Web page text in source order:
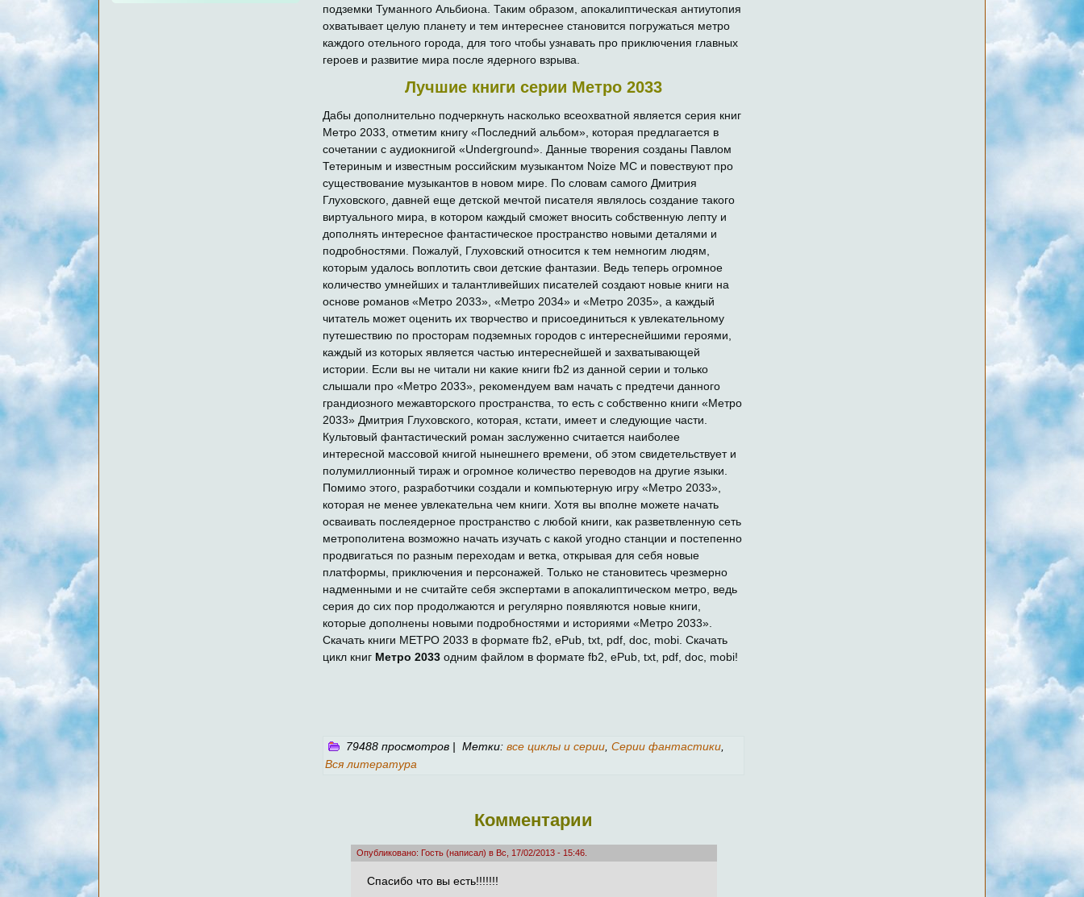
подземки Туманного Альбиона. Таким образом, апокалиптическая антиутопия
охватывает целую планету и тем интереснее становится погружаться метро
каждого отельного города, для того чтобы узнавать про приключения главных
героев и развитие мира после ядерного взрыва.
Лучшие книги серии Метро 2033
Дабы дополнительно подчеркнуть насколько всеохватной является серия книг
Метро 2033, отметим книгу «Последний альбом», которая предлагается в
сочетании с аудиокнигой «Underground». Данные творения созданы Павлом
Тетериным и известным российским музыкантом Noize MC и повествуют про
существование музыкантов в новом мире. По словам самого Дмитрия
Глуховского, давней еще детской мечтой писателя являлось создание такого
виртуального мира, в котором каждый сможет вносить собственную лепту и
дополнять интересное фантастическое пространство новыми деталями и
подробностями. Пожалуй, Глуховский относится к тем немногим людям,
которым удалось воплотить свои детские фантазии. Ведь теперь огромное
количество умнейших и талантливейших писателей создают новые книги на
основе романов «Метро 2033», «Метро 2034» и «Метро 2035», а каждый
читатель может оценить их творчество и присоединиться к увлекательному
путешествию по просторам подземных городов с интереснейшими героями,
каждый из которых является частью интереснейшей и захватывающей
истории. Если вы не читали ни какие книги fb2 из данной серии и только
слышали про «Метро 2033», рекомендуем вам начать с предтечи данного
грандиозного межавторского пространства, то есть с собственно книги «Метро
2033» Дмитрия Глуховского, которая, кстати, имеет и следующие части.
Культовый фантастический роман заслуженно считается наиболее
интересной массовой книгой нынешнего времени, об этом свидетельствует и
полумиллионный тираж и огромное количество переводов на другие языки.
Помимо этого, разработчики создали и компьютерную игру «Метро 2033»,
которая не менее увлекательна чем книги. Хотя вы вполне можете начать
осваивать послеядерное пространство с любой книги, как разветвленную сеть
метрополитена возможно начать изучать с какой угодно станции и постепенно
продвигаться по разным переходам и ветка, открывая для себя новые
платформы, приключения и персонажей. Только не становитесь чрезмерно
надменными и не считайте себя экспертами в апокалиптическом метро, ведь
серия до сих пор продолжаются и регулярно появляются новые книги,
которые дополнены новыми подробностями и историями «Метро 2033».
Скачать книги МЕТРО 2033 в формате fb2, ePub, txt, pdf, doc, mobi. Скачать
цикл книг Метро 2033 одним файлом в формате fb2, ePub, txt, pdf, doc, mobi!
79488 просмотров | Метки: все циклы и серии Серии фантастики
Вся литература
Комментарии
Опубликовано: Гость (написал) в Вс, 17/02/2013 - 15:46.
Спасибо что вы есть!!!!!!!